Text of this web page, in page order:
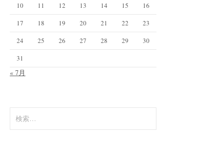
10
11 12 13 14 15
16
17
18 19 20 21 22
23
24
25 26 27 28 29
30
31
« 7月
索: